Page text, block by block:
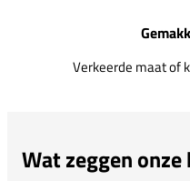
Verkeerde maat of
Wat zeggen